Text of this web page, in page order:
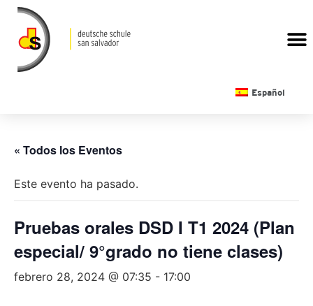
Español
« Todos los Eventos
Este evento ha pasado.
Pruebas orales DSD I T1 2024 (Plan
especial/ 9°grado no tiene clases)
febrero 28, 2024 @ 07:35 - 17:00